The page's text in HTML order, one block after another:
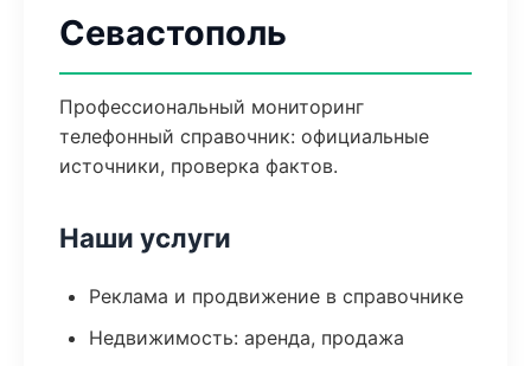
Севастополь
Профессиональный мониторинг
телефонный справочник: официальные
источники, проверка фактов.
Наши услуги
Реклама и продвижение в справочнике
Недвижимость: аренда, продажа